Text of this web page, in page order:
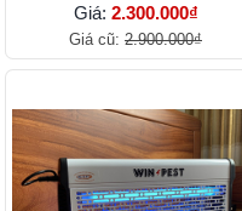
Giá: 2.300.000₫
Giá cũ: 2.900.000₫